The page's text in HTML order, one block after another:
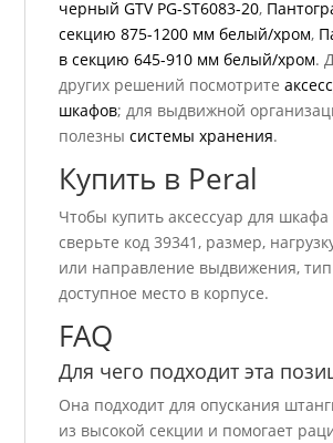
черный GTV PG-ST6083-20,
секцию 875-1200 мм белый/хром,
в секцию 645-910 мм белый/хром.
других решений посмотрите
шкафов; для выдвижной
полезнысистемы хранения.
Купить в Peral
Чтобы купить аксессуар для
сверьте код 39341, размер,
или направление выдвижения,
доступное место в корпусе.
FAQ
Для чего подходит эта
Она подходит для опускания
из высокой секции и помогает